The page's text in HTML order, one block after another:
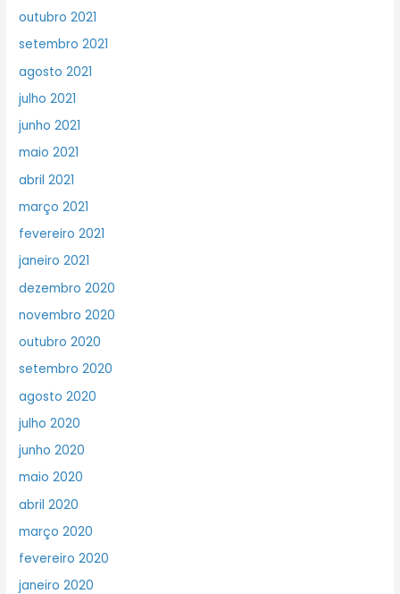
outubro 2021
setembro 2021
agosto 2021
julho 2021
junho 2021
maio 2021
abril 2021
março 2021
fevereiro 2021
janeiro 2021
dezembro 2020
novembro 2020
outubro 2020
setembro 2020
agosto 2020
julho 2020
junho 2020
maio 2020
abril 2020
março 2020
fevereiro 2020
janeiro 2020